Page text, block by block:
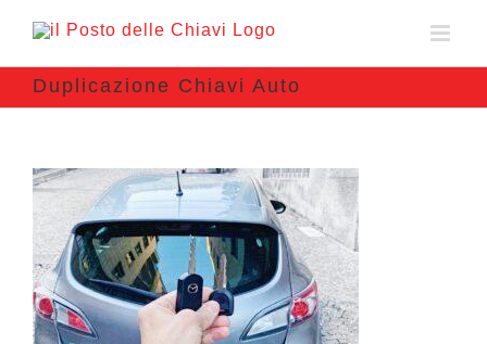
Duplicazione Chiavi Auto